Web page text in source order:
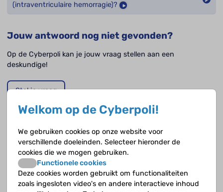
(intraventriculaire hemorragie)?
Jouw antwoord nog niet gevonden?
Op de Cyberpoli kan je jouw vraag stellen aan een
deskundige!
Stel je vraag
Opvolgende vragen
Hoe verloopt de ontwikkeling van de hersenen?
Hoe weet je of er een afwijking in de witte stof van de
Welkom op de Cyberpoli!
We gebruiken cookies op onze website voor
verschillende doeleinden. Selecteer hieronder de
cookies die we mogen gebruiken.
Functionele cookies
Deze cookies worden gebruikt om functionaliteiten
zoals ingesloten video's en andere interactieve inhoud